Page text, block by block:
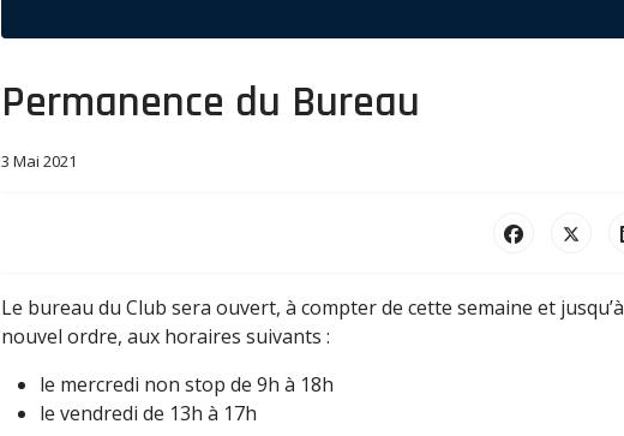
Permanence du Bureau
3 Mai 2021
Le bureau du Club sera ouvert, à compter de cette semaine et jusqu’à
nouvel ordre, aux horaires suivants :
le mercredi non stop de 9h à 18h
le vendredi de 13h à 17h